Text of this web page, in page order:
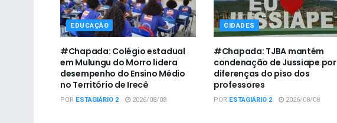
EDUCAÇÃO
#Chapada: Colégio estadual
em Mulungu do Morro lidera
desempenho do Ensino Médio
no Território de Irecê
POR ESTAGIÁRIO 2 2026/08/08
CIDADES
#Chapada: TJBA mantém
condenação de Jussiape por
diferenças do piso dos
professores
POR ESTAGIÁRIO 2 2026/08/08